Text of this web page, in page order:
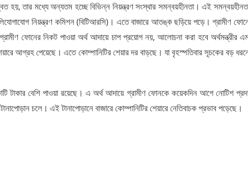
হয়, তার মধ্যে অন্যতম হচ্ছে বিভিন্ন নিয়ন্ত্রণ সংস্থার সমন্বয়হীনতা। এই
নিয়ন্ত্রণ কমিশন (বিটিআরসি)। এতে বাজারে আতঙ্ক ছড়িয়ে পড়ে। গ্রামীণ
ফোনের নিকট পাওয়া অর্থ আদায়ে চাপ প্রয়োগ নয়, আলোচনা করা হবে অর্থমন্ত্রীর
আগ্রহ পেয়েছে। এতে কোম্পানিটির শেয়ার দর বাড়ছে। যা বৃহস্পতিবার সূচকের বড়
টাকার বেশি পাওয়া রয়েছে। এ অর্থ আদায়ে গ্রামীণ ফোনকে কয়েকদিন আগে নোটিশ
চলে। এই টানাপোড়ানে বাজারে কোম্পানিটির শেয়ারে নেতিবাচক প্রভাব পড়েছে।